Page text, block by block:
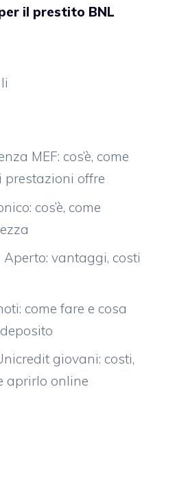
il prestito BNL
MEF: cos’è, come
offre
cos’è, come
vantaggi, costi
come fare e cosa
giovani: costi,
aprirlo online